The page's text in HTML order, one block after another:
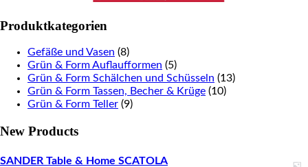
Produktkategorien
Gefäße und Vasen (8)
Grün & Form Auflaufformen (5)
Grün & Form Schälchen und Schüsseln (13)
Grün & Form Tassen, Becher & Krüge (10)
Grün & Form Teller (9)
New Products
SANDER Table & Home SCATOLA